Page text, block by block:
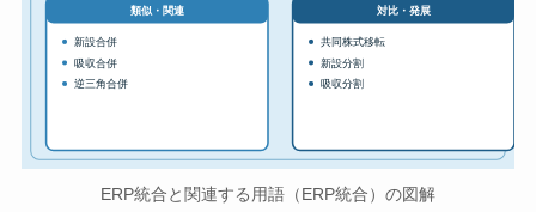
類似・関連
新設合併
吸収合併
逆三角合併
対比・発展
共同株式移転
新設分割
吸収分割
ERP統合と関連する用語（ERP統合）の図解